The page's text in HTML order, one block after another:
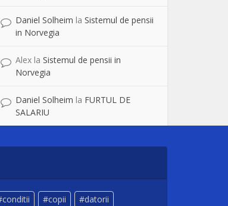
Daniel Solheim la Sistemul de pensii
in Norvegia
Alex la Sistemul de pensii in
Norvegia
Daniel Solheim la FURTUL DE
SALARIU
conditii copii datorii